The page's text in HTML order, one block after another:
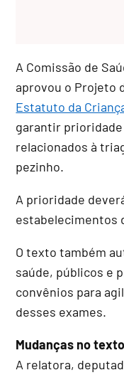
A Comissão de
aprovou o Projeto
Estatuto da
garantir
relacionados à
pezinho.
A prioridade
estabelecimentos
O texto também
saúde, públicos e
convênios para
desses exames.
Mudanças no
A relatora,